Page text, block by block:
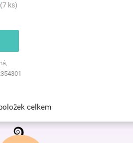
(7 ks)
O
v
l
celkem